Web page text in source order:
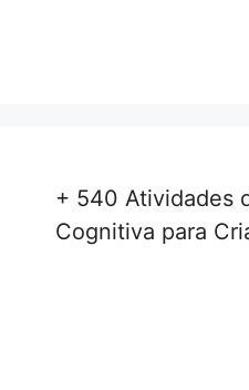
+ 540 Atividades
Cognitiva para